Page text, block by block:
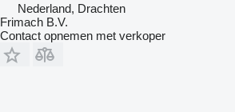
Nederland, Drachten
Frimach B.V.
Contact opnemen met verkoper